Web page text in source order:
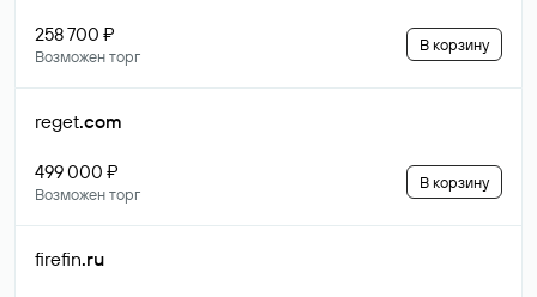
258 700 ₽
Возможен торг
В корзину
reget.com
499 000 ₽
Возможен торг
В корзину
firefin.ru